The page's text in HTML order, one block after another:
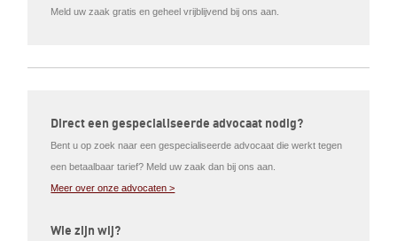
Meld uw zaak gratis en geheel vrijblijvend bij ons aan.
Direct een gespecialiseerde advocaat nodig?
Bent u op zoek naar een gespecialiseerde advocaat die werkt tegen
een betaalbaar tarief? Meld uw zaak dan bij ons aan.
Meer over onze advocaten >
Wie zijn wij?